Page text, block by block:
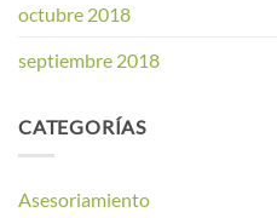
octubre 2018
septiembre 2018
CATEGORÍAS
Asesoriamiento